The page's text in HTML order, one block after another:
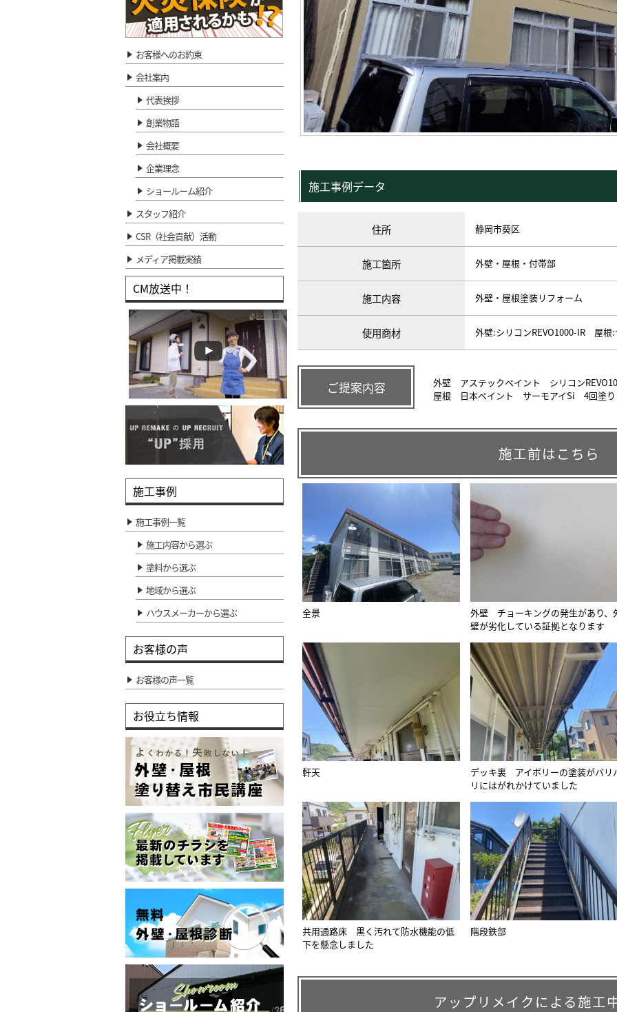
施工事例データ
住所 静岡市葵区
施工箇所 外壁・屋根・付帯部
施工内容 外壁・屋根塗装リフォーム
使用商材 外壁:シリコンREVO1000-IR 屋根:
ご提案内容
外壁 アステックペイント シリコン
屋根 日本ペイント サーモアイSi 4回塗り
施工前はこちら
全景
外壁 チョーキングの発生があり、
壁が劣化している証拠となります
軒天
デッキ裏 アイボリーの塗装がバリ
リにはがれかけていました
共用通路床 黒く汚れて防水機能の低
下を懸念しました
階段鉄部
アップリメイクによる施工
お客様へのお約束
会社案内
代表挨拶
創業物語
会社概要
企業理念
ショールーム紹介
スタッフ紹介
CSR（社会貢献）活動
メディア掲載実績
CM放送中！
施工事例
施工事例一覧
施工内容から選ぶ
塗料から選ぶ
地域から選ぶ
ハウスメーカーから選ぶ
お客様の声
お客様の声一覧
お役立ち情報